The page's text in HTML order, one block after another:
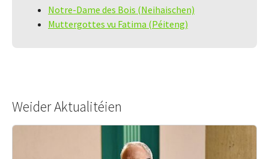
Notre-Dame des Bois (Neihaischen)
Muttergottes vu Fatima (Péiteng)
Weider Aktualitéien